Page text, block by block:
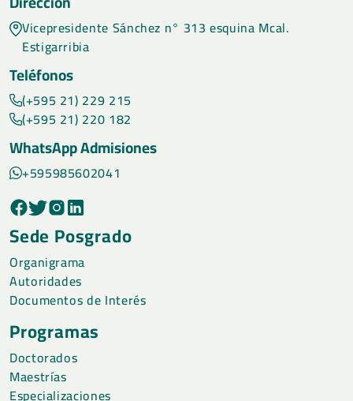
Vicepresidente Sánchez n° 313 esquina Mcal.
Estigarribia
Teléfonos
(+595 21) 229 215
(+595 21) 220 182
WhatsApp Admisiones
+595985602041
Sede Posgrado
Organigrama
Autoridades
Documentos de Interés
Programas
Doctorados
Maestrías
Especializaciones